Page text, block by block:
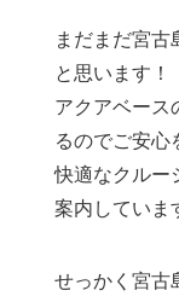
まだまだ宮古
と思います！
アクアベース
るのでご安心
快適なクルー
案内していま
せっかく宮古